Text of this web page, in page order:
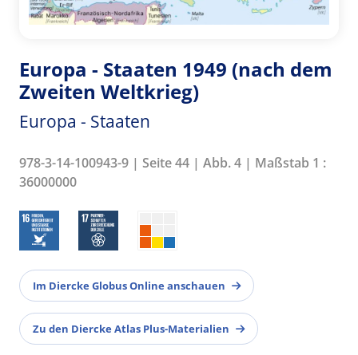
Europa - Staaten 1949 (nach dem
Zweiten Weltkrieg)
Europa - Staaten
978-3-14-100943-9 | Seite 44 | Abb. 4 | Maßstab 1 :
36000000
Im Diercke Globus Online anschauen
Zu den Diercke Atlas Plus-Materialien